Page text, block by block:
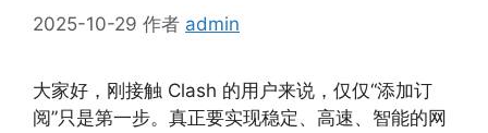
2025-10-29 作者 admin
大家好，刚接触 Clash 的用户来说，仅仅“添加订
阅”只是第一步。真正要实现稳定、高速、智能的网